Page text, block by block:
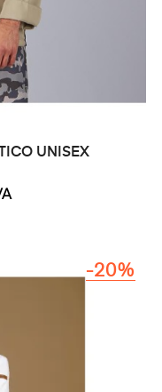
UNISEX
-20%